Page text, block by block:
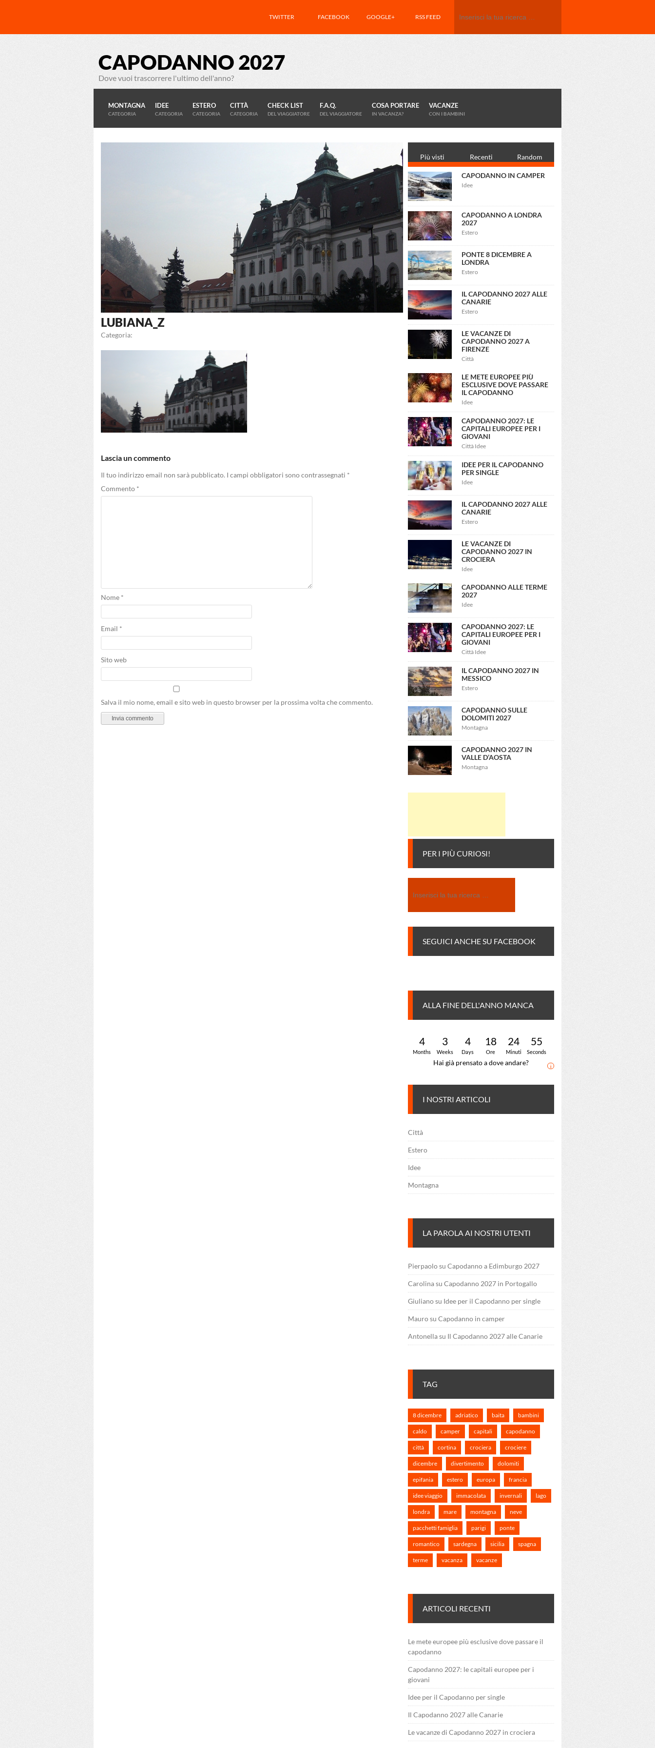
TWITTER FACEBOOK GOOGLE+ RSS FEED
CAPODANNO 2027
Dove vuoi trascorrere l'ultimo dell'anno?
MONTAGNA
CATEGORIA
IDEE
CATEGORIA
ESTERO
CATEGORIA
CITTÀ
CATEGORIA
CHECK LIST
DEL VIAGGIATORE
F.A.Q.
DEL VIAGGIATORE
COSA PORTARE
IN VACANZA?
VACANZE
CON I BAMBINI
LUBIANA_Z
Categoria:
Lascia un commento
Il tuo indirizzo email non sarà pubblicato. I campi obbligatori sono contrassegnati *
Commento *
Nome *
Email *
Sito web
Salva il mio nome, email e sito web in questo browser per la prossima volta che commento.
Più visti Recenti Random
CAPODANNO IN CAMPER
Idee
CAPODANNO A LONDRA
2027
Estero
PONTE 8 DICEMBRE A
LONDRA
Estero
IL CAPODANNO 2027 ALLE
CANARIE
Estero
LE VACANZE DI
CAPODANNO 2027 A
FIRENZE
Città
LE METE EUROPEE PIÙ
ESCLUSIVE DOVE PASSARE
IL CAPODANNO
Idee
CAPODANNO 2027: LE
CAPITALI EUROPEE PER I
GIOVANI
Città Idee
IDEE PER IL CAPODANNO
PER SINGLE
Idee
IL CAPODANNO 2027 ALLE
CANARIE
Estero
LE VACANZE DI
CAPODANNO 2027 IN
CROCIERA
Idee
CAPODANNO ALLE TERME
2027
Idee
CAPODANNO 2027: LE
CAPITALI EUROPEE PER I
GIOVANI
Città Idee
IL CAPODANNO 2027 IN
MESSICO
Estero
CAPODANNO SULLE
DOLOMITI 2027
Montagna
CAPODANNO 2027 IN
VALLE D’AOSTA
Montagna
PER I PIÙ CURIOSI!
SEGUICI ANCHE SU FACEBOOK
ALLA FINE DELL'ANNO MANCA
4
Months
3
Weeks
4
Days
18
Ore
24
Minuti
54
Seconds
Hai già prensato a dove andare? i
I NOSTRI ARTICOLI
Città
Estero
Idee
Montagna
LA PAROLA AI NOSTRI UTENTI
Pierpaolosu Capodanno a Edimburgo 2027
Carolinasu Capodanno 2027 in Portogallo
Giulianosu Idee per il Capodanno per single
Maurosu Capodanno in camper
Antonellasu Il Capodanno 2027 alle Canarie
TAG
8 dicembre adriatico baita bambini
caldo camper capitali capodanno
città cortina crociera crociere
dicembre divertimento dolomiti
epifania estero europa francia
idee viaggio immacolata invernali lago
londra mare montagna neve
pacchetti famiglia parigi ponte
romantico sardegna sicilia spagna
terme vacanza vacanze
ARTICOLI RECENTI
Le mete europee più esclusive dove passare il
capodanno
Capodanno 2027: le capitali europee per i
giovani
Idee per il Capodanno per single
Il Capodanno 2027 alle Canarie
Le vacanze di Capodanno 2027 in crociera